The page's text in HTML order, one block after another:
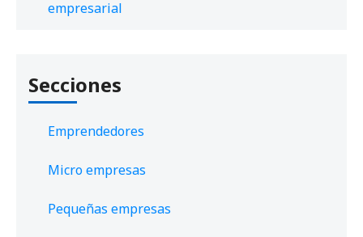
empresarial
Secciones
Emprendedores
Micro empresas
Pequeñas empresas